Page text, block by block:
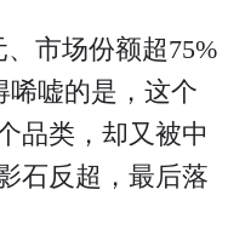
市场份额超75%
唏嘘的是，这个
品类，却又被中
石反超，最后落